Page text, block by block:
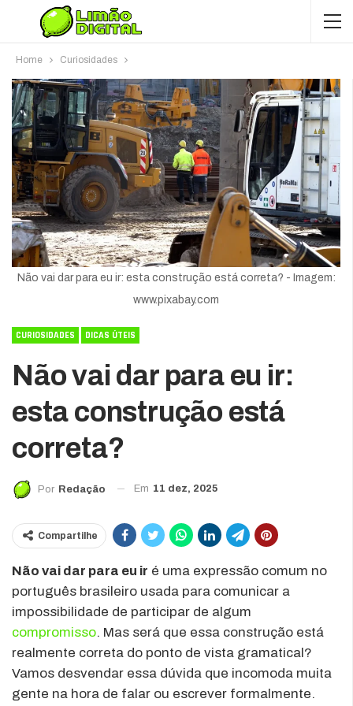
Home Curiosidades
Não vai dar para eu ir: esta construção está correta? - Imagem:
www.pixabay.com
CURIOSIDADES DICAS ÚTEIS
Não vai dar para eu ir:
esta construção está
correta?
Por Redação Em 11 dez, 2025
Compartilhe
Não vai dar para eu ir é uma expressão comum no
português brasileiro usada para comunicar a
impossibilidade de participar de algum
compromisso. Mas será que essa construção está
realmente correta do ponto de vista gramatical?
Vamos desvendar essa dúvida que incomoda muita
gente na hora de falar ou escrever formalmente.